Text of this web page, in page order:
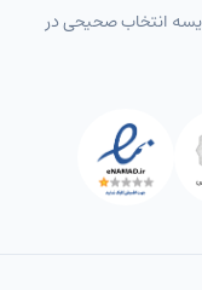
انتخاب‌ صحیحی در